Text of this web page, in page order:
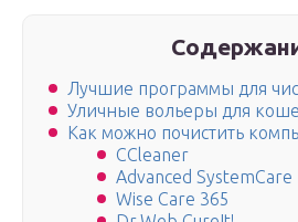
Лучшие программы для
Уличные вольеры для
Как можно почистить
CCleaner
Advanced SystemCare
Wise Care 365